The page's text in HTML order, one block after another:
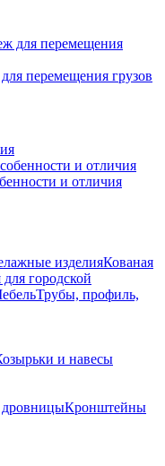
перемещения грузов
и отличия
изделияКованая
городской
Трубы, профиль,
и навесы
Кронштейны